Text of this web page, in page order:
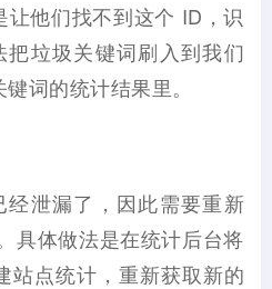
他们找不到这个 ID，识
垃圾关键词刷入到我们
词的统计结果里。
泄漏了，因此需要重新
具体做法是在统计后台将
站点统计，重新获取新的